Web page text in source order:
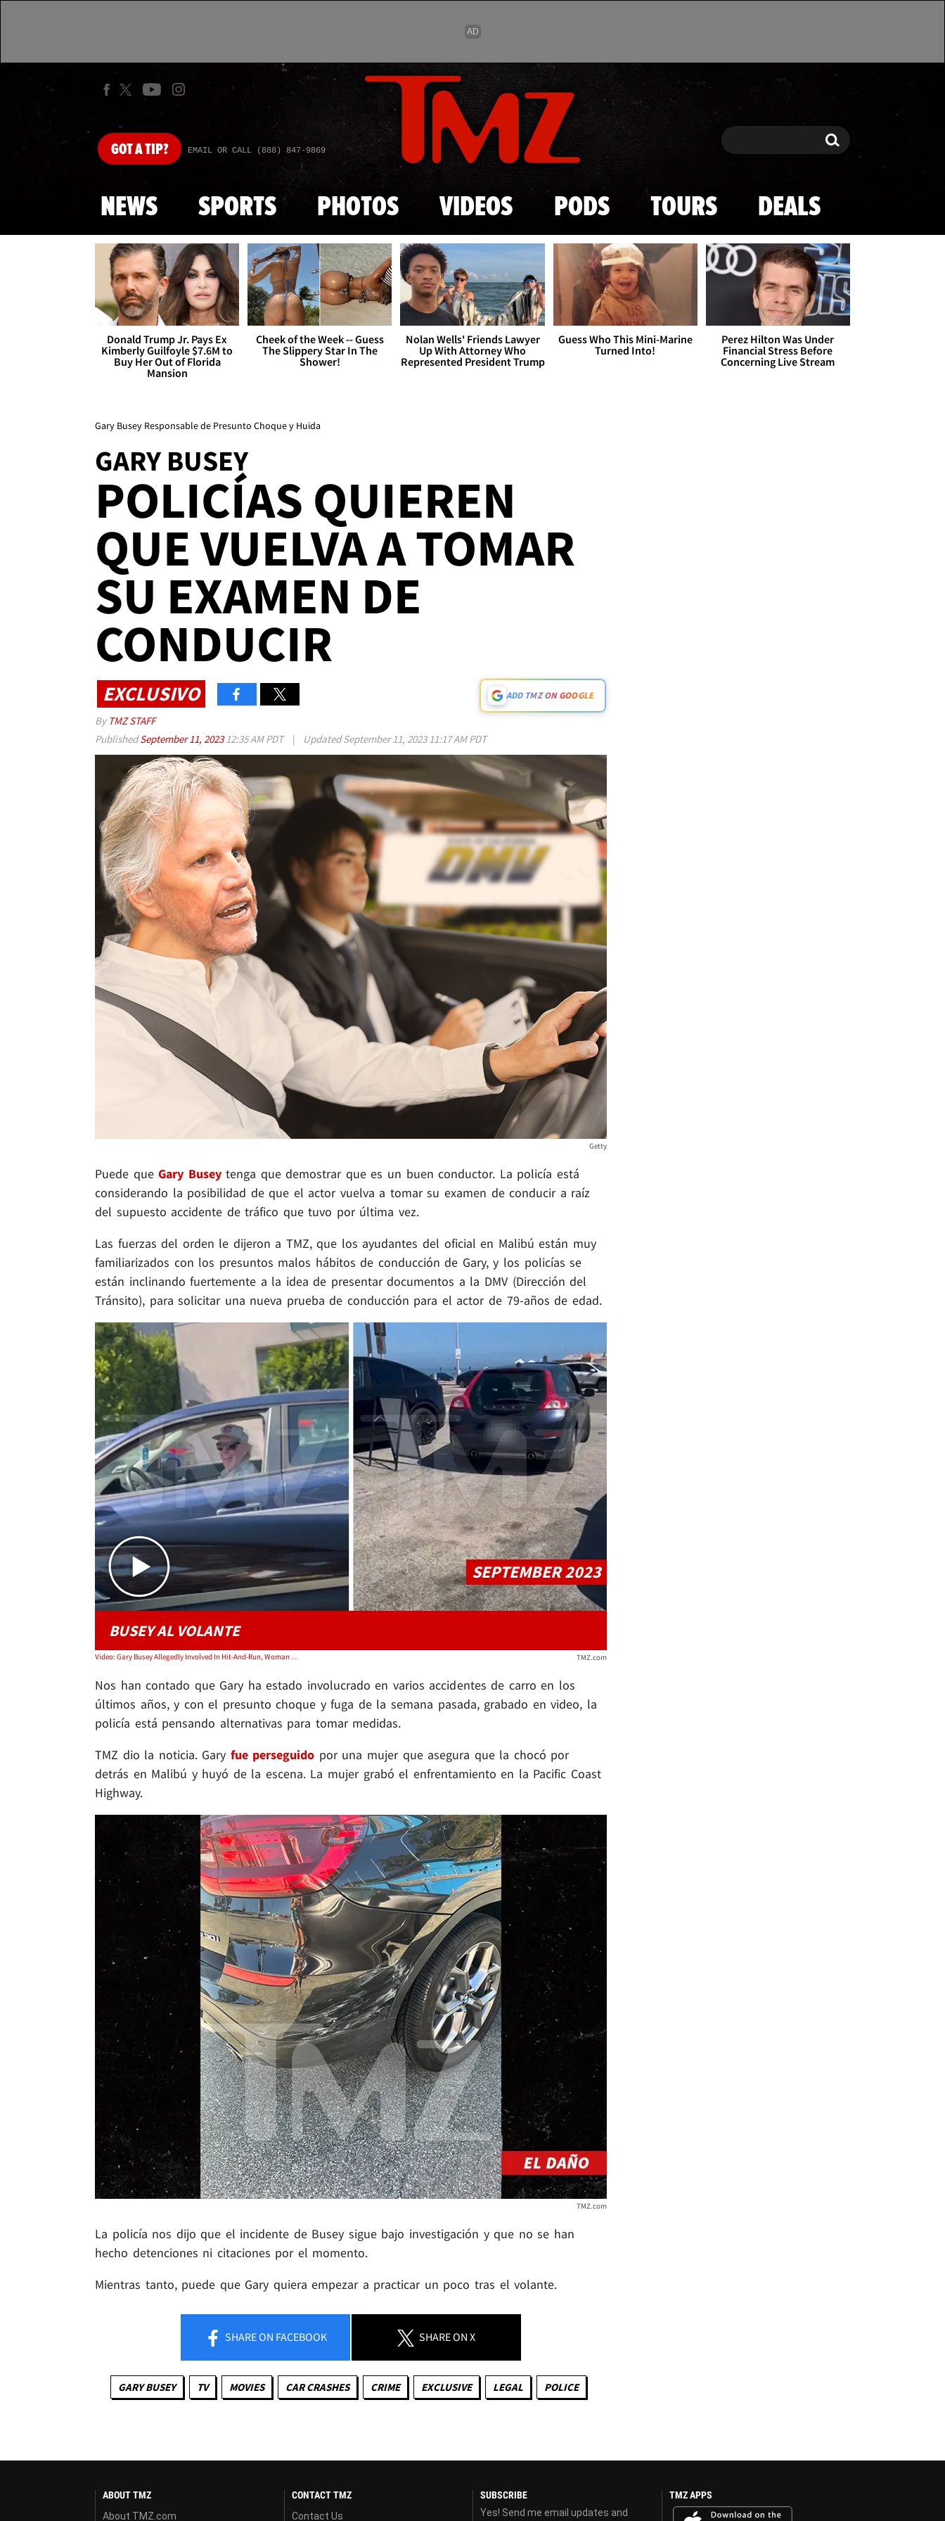
Skip to main content
GOTA TIP? EMAIL OR CALL (888) 847-9869 Search Search
NEWS SPORTS PHOTOS VIDEOS PODS TOURS DEALS
Donald Trump Jr. Pays Ex
Kimberly Guilfoyle $7.6M to
Buy Her Out of Florida
Mansion
Cheek of the Week -- Guess
The Slippery Star In The
Shower!
Nolan Wells' Friends Lawyer
Up With Attorney Who
Represented President Trump
Guess Who This Mini-Marine
Turned Into!
Perez Hilton Was Under
Financial Stress Before
Concerning Live Stream
Gary Busey Responsable de Presunto Choque y Huida
GARY BUSEY
POLICÍAS QUIEREN
QUE VUELVA A TOMAR
SU EXAMEN DE
CONDUCIR
EXCLUSIVO ADD TMZ ON GOOGLE
By TMZ STAFF
PublishedSeptember 11, 202312:35 AM PDT | UpdatedSeptember 11, 2023 11:17 AM PDT
Getty
Puede queGary Buseytenga que demostrar que es un buen conductor. La policía está
considerando la posibilidad de que el actor vuelva a tomar su examen de conducir a raíz
del supuesto accidente de tráfico que tuvo por última vez.
Las fuerzas del orden le dijeron a TMZ, que los ayudantes del oficial en Malibú están muy
familiarizados con los presuntos malos hábitos de conducción de Gary, y los policías se
están inclinando fuertemente a la idea de presentar documentos a la DMV (Dirección del
Tránsito), para solicitar una nueva prueba de conducción para el actor de 79-años de edad.
Play video content
SEPTEMBER 2023
BUSEY AL VOLANTE
Video: Gary Busey Allegedly Involved In Hit-And-Run, Woman Records Confrontation on Video TMZ.com
Nos han contado que Gary ha estado involucrado en varios accidentes de carro en los
últimos años, y con el presunto choque y fuga de la semana pasada, grabado en video, la
policía está pensando alternativas para tomar medidas.
TMZ dio la noticia. Gary fue perseguido por una mujer que asegura que la chocó por
detrás en Malibú y huyó de la escena. La mujer grabó el enfrentamiento en la Pacific Coast
Highway.
TMZ.com
La policía nos dijo que el incidente de Busey sigue bajo investigación y que no se han
hecho detenciones ni citaciones por el momento.
Mientras tanto, puede que Gary quiera empezar a practicar un poco tras el volante.
SHAREON FACEBOOK SHAREON X
GARY BUSEY TV MOVIES CAR CRASHES CRIME EXCLUSIVE LEGAL POLICE
ABOUT TMZ
About TMZ.com
CONTACT TMZ
Contact Us
SUBSCRIBE
Yes! Send me email updates and
TMZ APPS